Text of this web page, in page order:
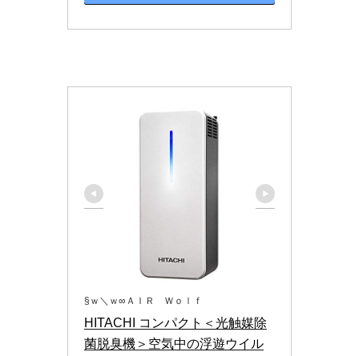
§ｗ＼ｗ∞ＡＩＲ Ｗｏｌｆ
HITACHI コンパクト＜光触媒除
菌脱臭機＞空気中の浮遊ウイル